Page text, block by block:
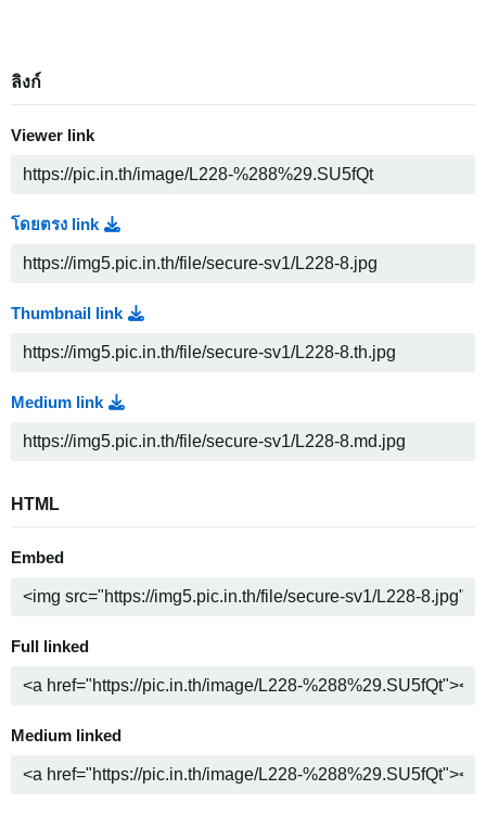
ลิงก์
Viewer link
โดยตรง link
Thumbnail link
Medium link
HTML
Embed
Full linked
Medium linked